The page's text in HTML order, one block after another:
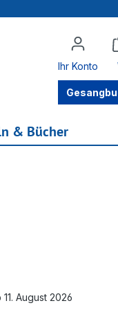
Ihr Konto
& Bücher
August 2026